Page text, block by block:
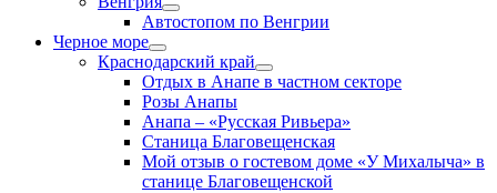
Автостопом по Венгрии
Черное море
Краснодарский край
Отдых в Анапе в частном секторе
Розы Анапы
Анапа – «Русская Ривьера»
Станица Благовещенская
Мой отзыв о гостевом доме «У Михалыча» в
станице Благовещенской